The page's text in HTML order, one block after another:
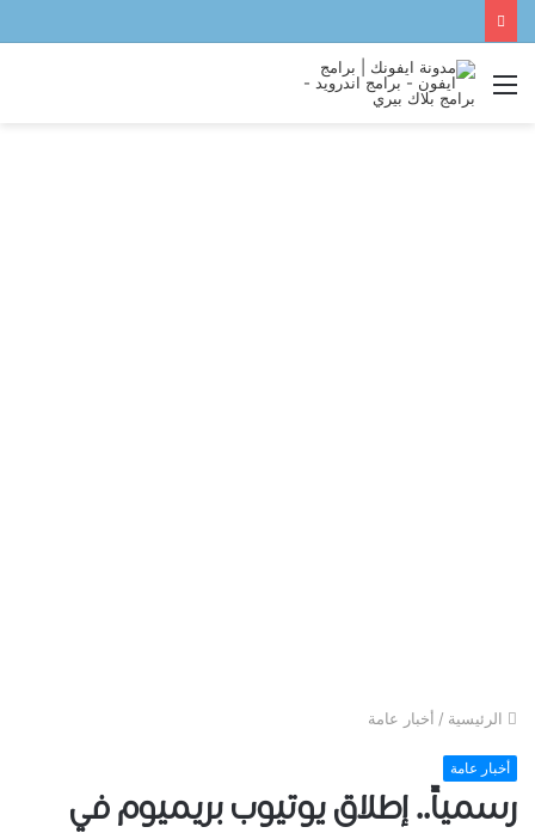
القائمة
الرئيسية / أخبار عامة
أخبار عامة
رسمياً.. ﺇﻃﻼﻕ ﻳﻮﺗﻴﻮﺏ ﺑﺮﻳﻤﻴﻮﻡ ﻓﻲ